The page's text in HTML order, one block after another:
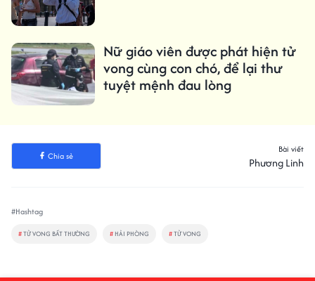
Nữ giáo viên được phát hiện tử
vong cùng con chó, để lại thư
tuyệt mệnh đau lòng
Chia sẻ
Bài viết
Phương Linh
#Hashtag
#TỬ VONG BẤT THƯỜNG # HẢI PHÒNG #TỬ VONG